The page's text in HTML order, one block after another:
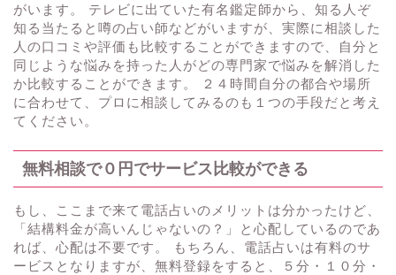
がいます。 テレビに出ていた有名鑑定師から、知る人ぞ
知る当たると噂の占い師などがいますが、実際に相談した
人の口コミや評価も比較することができますので、自分と
同じような悩みを持った人がどの専門家で悩みを解消した
か比較することができます。 ２４時間自分の都合や場所
に合わせて、プロに相談してみるのも１つの手段だと考え
てください。
無料相談で０円でサービス比較ができる
もし、ここまで来て電話占いのメリットは分かったけど、
「結構料金が高いんじゃないの？」と心配しているのであ
れば、心配は不要です。 もちろん、電話占いは有料のサ
ービスとなりますが、無料登録をすると、５分・１０分・